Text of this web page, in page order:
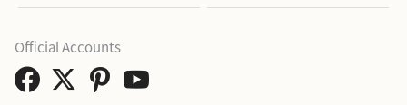
Official Accounts